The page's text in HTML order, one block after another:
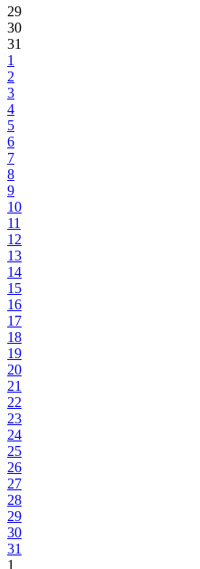
29
30
31
1
2
3
4
5
6
7
8
9
10
11
12
13
14
15
16
17
18
19
20
21
22
23
24
25
26
27
28
29
30
31
1